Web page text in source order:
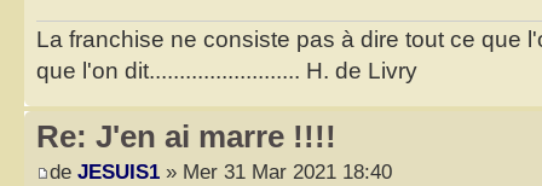
La franchise ne consiste pas à dire tout ce que
que l'on dit......................... H. de Livry
Re: J'en ai marre !!!!
de JESUIS1 » Mer 31 Mar 2021 18:40